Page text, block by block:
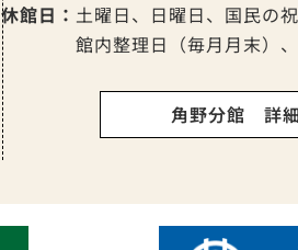
休館日： 土曜日、日曜日、国民の
館内整理日（毎月月末）
角野分館 詳